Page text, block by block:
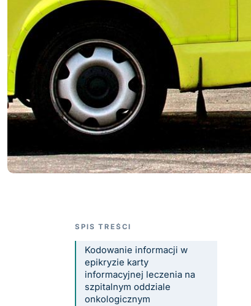
SPIS TREŚCI
Kodowanie informacji w
epikryzie karty
informacyjnej leczenia na
szpitalnym oddziale
onkologicznym